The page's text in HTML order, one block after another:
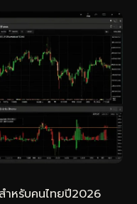
ำหรับคนไทยปี2026